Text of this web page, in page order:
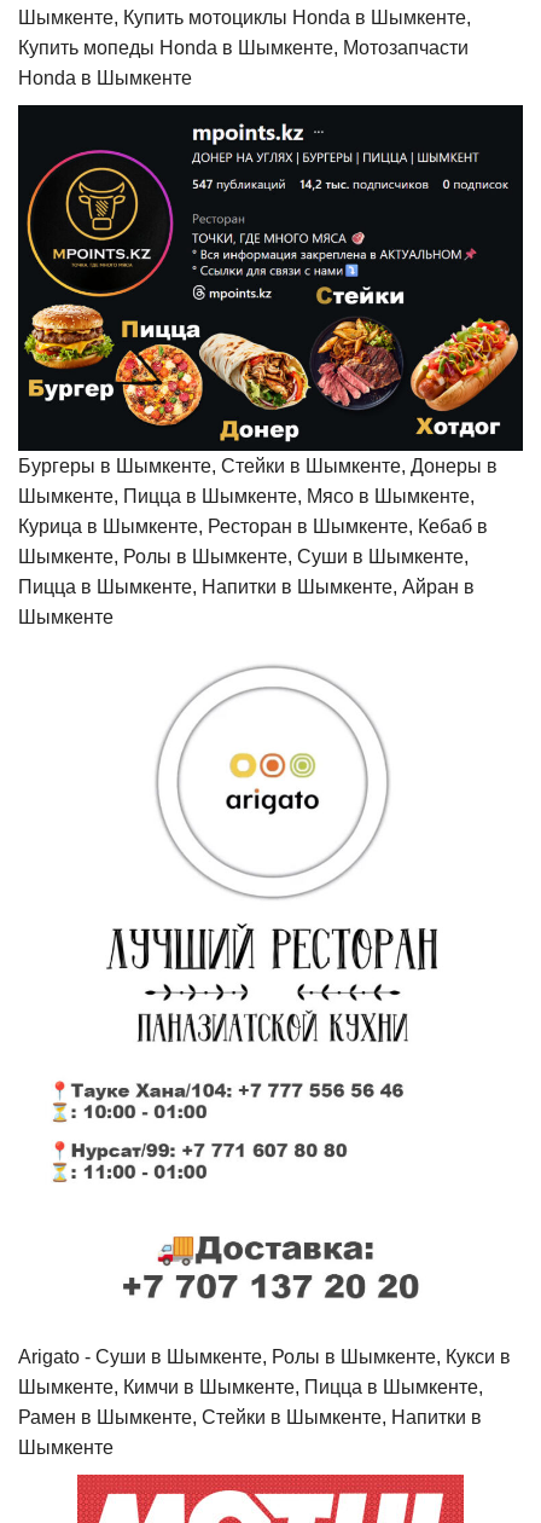
Шымкенте, Купить мотоциклы Honda в Шымкенте,
Купить мопеды Honda в Шымкенте, Мотозапчасти
Honda в Шымкенте
Бургеры в Шымкенте, Стейки в Шымкенте, Донеры в
Шымкенте, Пицца в Шымкенте, Мясо в Шымкенте,
Курица в Шымкенте, Ресторан в Шымкенте, Кебаб в
Шымкенте, Ролы в Шымкенте, Суши в Шымкенте,
Пицца в Шымкенте, Напитки в Шымкенте, Айран в
Шымкенте
Arigato - Cуши в Шымкенте, Ролы в Шымкенте, Кукси в
Шымкенте, Кимчи в Шымкенте, Пицца в Шымкенте,
Рамен в Шымкенте, Стейки в Шымкенте, Напитки в
Шымкенте